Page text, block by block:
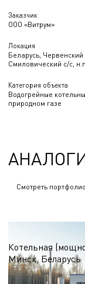
Заказчик
ООО «Витрум»
Локация
Беларусь, Червенский
Смиловический с/с,
Категория объекта
Водогрейные
природном газе
Смотреть портфолио
Котельная
Минск, Беларусь
Qтеп.
94,4 МВт